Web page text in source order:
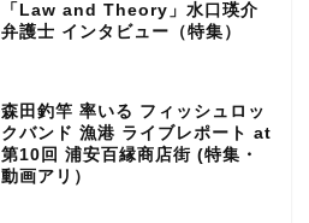
「Law and Theory」水口瑛介
弁護士 インタビュー（特集）
森田釣竿 率いる フィッシュロッ
クバンド 漁港 ライブレポート at
第10回 浦安百縁商店街 (特集・
動画アリ）